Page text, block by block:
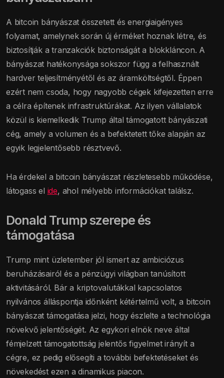
A bitcoin bányászat összetett és energiaigényes
folyamat, amelynek során új érméket hoznak létre, és
biztosítják a tranzakciók biztonságát a blokkláncon. A
bányászat hatékonysága sokszor függ a felhasznált
hardver teljesítményétől és az áramköltségtől. Éppen
ezért nem csoda, hogy nagyobb cégek kifejezetten erre
a célra építenek infrastruktúrákat. Az ilyen vállalatok
közül is kiemelkedik Trump által támogatott bányászati
cég, amely a volumen és a befektetett tőke alapján az
egyik legjelentősebb résztvevő.
Ha érdekel a bitcoin bányászat részletesebb működése,
látogass el ide, ahol mélyebb információkat találsz.
Donald Trump szerepe és
támogatása
Trump mint üzletember jól ismert az ambiciózus
beruházásairól és a pénzügyi világban tanúsított
aktivitásáról. Bár a kriptovalutákkal kapcsolatos
nyilvános álláspontja időnként kétértelmű volt, a bitcoin
bányászat támogatása jelzi, hogy észlelte a technológia
növekvő jelentőségét. Az egykori elnök neve által
fémjelzett támogatottság jelentős figyelmet irányít a
cégre, ez pedig elősegíti a további befektetéseket és
növekedést ezen a dinamikus piacon.